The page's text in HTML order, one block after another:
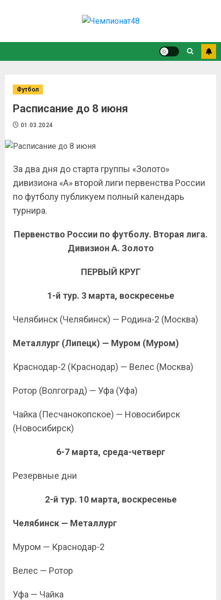
Футбол
Расписание до 8 июня
01.03.2024
За два дня до старта группы «Золото»
дивизиона «А» второй лиги первенства России
по футболу публикуем полный календарь
турнира.
Первенство России по футболу. Вторая лига.
Дивизион А. Золото
ПЕРВЫЙ КРУГ
1-й тур. 3 марта, воскресенье
Челябинск (Челябинск) — Родина-2 (Москва)
Металлург (Липецк) — Муром (Муром)
Краснодар-2 (Краснодар) — Велес (Москва)
Ротор (Волгоград) — Уфа (Уфа)
Чайка (Песчанокопское) — Новосибирск
(Новосибирск)
6-7 марта, среда-четверг
Резервные дни
2-й тур. 10 марта, воскресенье
Челябинск — Металлург
Муром — Краснодар-2
Велес — Ротор
Уфа — Чайка